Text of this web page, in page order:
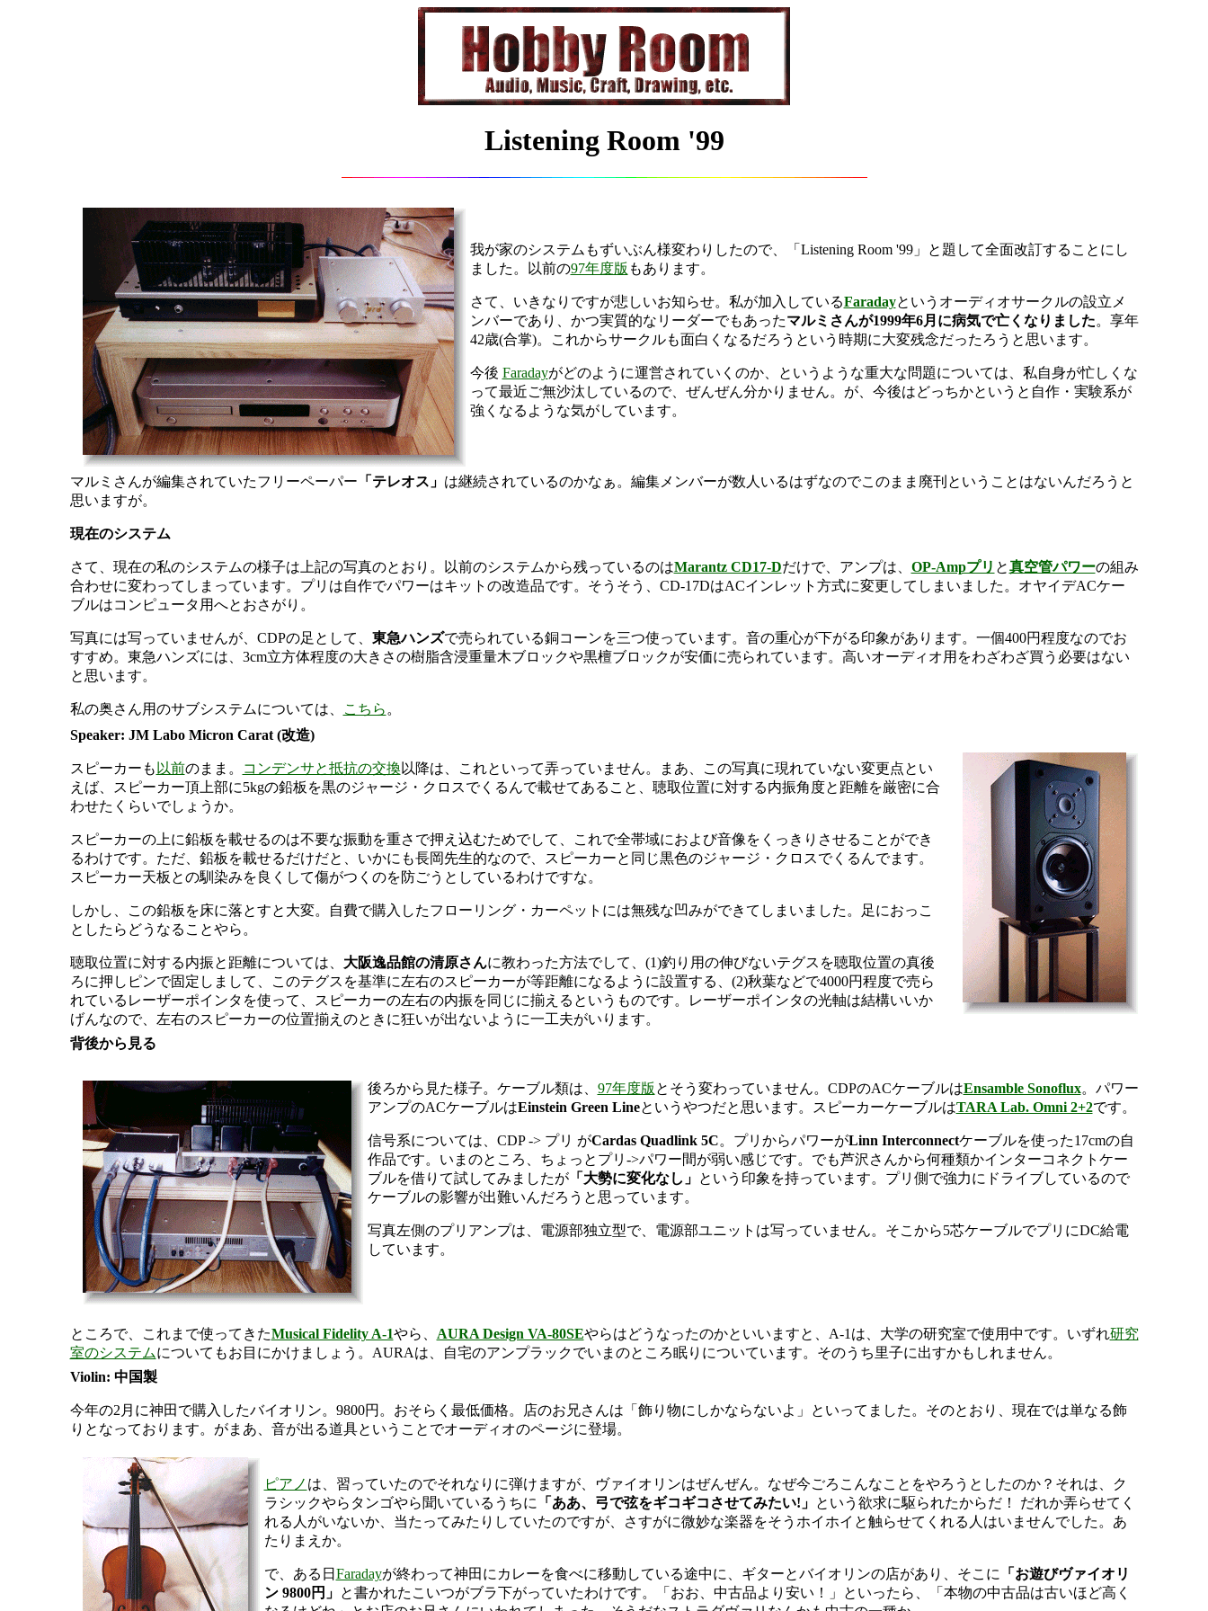
Listening Room '99
我が家のシステムもずいぶん様変わりしたので、「Listening Room '99」と題して全面改訂することにし
ました。以前の97年度版 もあります。
さて、いきなりですが悲しいお知らせ。私が加入しているFaradayというオーディオサークルの設立メ
ンバーであり、かつ実質的なリーダーでもあったマルミさんが1999年6月に病気で亡くなりました。享年
42歳(合掌)。これからサークルも面白くなるだろうという時期に大変残念だったろうと思います。
今後 Faradayがどのように運営されていくのか、というような重大な問題については、私自身が忙しくな
って最近ご無沙汰しているので、ぜんぜん分かりません。が、今後はどっちかというと自作・実験系が
強くなるような気がしています。
マルミさんが編集されていたフリーペーパー 「テレオス」 は継続されているのかなぁ。編集メンバーが数人いるはずなのでこのまま廃刊ということはないんだろうと
思いますが。
現在のシステム
さて、現在の私のシステムの様子は上記の写真のとおり。以前のシステムから残っているのはMarantz CD17-Dだけで、アンプは、 OP-Ampプリ と真空管パワーの組み
合わせに変わってしまっています。プリは自作でパワーはキットの改造品です。そうそう、CD-17DはACインレット方式に変更してしまいました。オヤイデACケー
ブルはコンピュータ用へとおさがり。
写真には写っていませんが、CDPの足として、 東急ハンズで売られている銅コーンを三つ使っています。音の重心が下がる印象があります。一個400円程度なのでお
すすめ。東急ハンズには、3cm立方体程度の大きさの樹脂含浸重量木ブロックや黒檀ブロックが安価に売られています。高いオーディオ用をわざわざ買う必要はない
と思います。
私の奥さん用のサブシステムについては、 こちら 。
Speaker: JM Labo Micron Carat (改造)
スピーカーも 以前のまま。 コンデンサと抵抗の交換 以降は、これといって弄っていません。まあ、この写真に現れていない変更点とい
えば、スピーカー頂上部に5kgの鉛板を黒のジャージ・クロスでくるんで載せてあること、聴取位置に対する内振角度と距離を厳密に合
わせたくらいでしょうか。
スピーカーの上に鉛板を載せるのは不要な振動を重さで押え込むためでして、これで全帯域におよび音像をくっきりさせることができ
るわけです。ただ、鉛板を載せるだけだと、いかにも長岡先生的なので、スピーカーと同じ黒色のジャージ・クロスでくるんでます。
スピーカー天板との馴染みを良くして傷がつくのを防ごうとしているわけですな。
しかし、この鉛板を床に落とすと大変。自費で購入したフローリング・カーペットには無残な凹みができてしまいました。足におっこ
としたらどうなることやら。
聴取位置に対する内振と距離については、 大阪逸品館の清原さんに教わった方法でして、(1)釣り用の伸びないテグスを聴取位置の真後
ろに押しピンで固定しまして、このテグスを基準に左右のスピーカーが等距離になるように設置する、(2)秋葉などで4000円程度で売ら
れているレーザーポインタを使って、スピーカーの左右の内振を同じに揃えるというものです。レーザーポインタの光軸は結構いいか
げんなので、左右のスピーカーの位置揃えのときに狂いが出ないように一工夫がいります。
背後から見る
後ろから見た様子。ケーブル類は、 97年度版 とそう変わっていません。CDPのACケーブルはEnsamble Sonoflux。パワー
アンプのACケーブルはEinstein Green Lineというやつだと思います。スピーカーケーブルはTARA Lab. Omni 2+2です。
信号系については、CDP -> プリ がCardas Quadlink 5C。プリからパワーがLinn Interconnectケーブルを使った17cmの自
作品です。いまのところ、ちょっとプリ->パワー間が弱い感じです。でも芦沢さんから何種類かインターコネクトケー
ブルを借りて試してみましたが「大勢に変化なし」 という印象を持っています。プリ側で強力にドライブしているので
ケーブルの影響が出難いんだろうと思っています。
写真左側のプリアンプは、電源部独立型で、電源部ユニットは写っていません。そこから5芯ケーブルでプリにDC給電
しています。
ところで、これまで使ってきたMusical Fidelity A-1やら、 AURA Design VA-80SEやらはどうなったのかといいますと、A-1は、大学の研究室で使用中です。いずれ研究
室のシステムについてもお目にかけましょう。AURAは、自宅のアンプラックでいまのところ眠りについています。そのうち里子に出すかもしれません。
Violin: 中国製
今年の2月に神田で購入したバイオリン。9800円。おそらく最低価格。店のお兄さんは「飾り物にしかならないよ」といってました。そのとおり、現在では単なる飾
りとなっております。がまあ、音が出る道具ということでオーディオのページに登場。
ピアノ は、習っていたのでそれなりに弾けますが、ヴァイオリンはぜんぜん。なぜ今ごろこんなことをやろうとしたのか？それは、ク
ラシックやらタンゴやら聞いているうちに 「ああ、弓で弦をギコギコさせてみたい!」 という欲求に駆られたからだ！ だれか弄らせてく
れる人がいないか、当たってみたりしていたのですが、さすがに微妙な楽器をそうホイホイと触らせてくれる人はいませんでした。あ
たりまえか。
で、ある日 Faradayが終わって神田にカレーを食べに移動している途中に、ギターとバイオリンの店があり、そこに 「お遊びヴァイオリ
ン 9800円」 と書かれたこいつがブラ下がっていたわけです。「おお、中古品より安い！」といったら、「本物の中古品は古いほど高く